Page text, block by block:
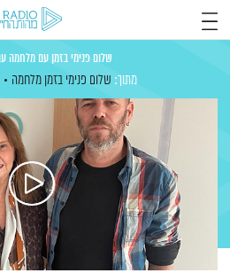
שלום פנימי בזמן עם מלחמה
מתוך: שלום פנימי בזמן מלחמה